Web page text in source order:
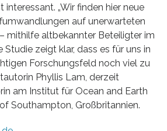
interessant. „Wir finden hier neue
auf unerwarteten
mithilfe altbekannter Beteiligter im
Studie zeigt klar, dass es für uns in
Forschungsfeld noch viel zu
Phyllis Lam, derzeit
am Institut für Ocean and Earth
Southampton, Großbritannien.